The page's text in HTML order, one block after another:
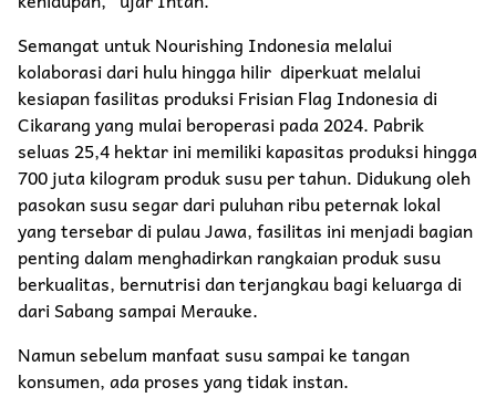
Semangat untuk Nourishing Indonesia melalui
kolaborasi dari hulu hingga hilir diperkuat melalui
kesiapan fasilitas produksi Frisian Flag Indonesia di
Cikarang yang mulai beroperasi pada 2024. Pabrik
seluas 25,4 hektar ini memiliki kapasitas produksi hingga
700 juta kilogram produk susu per tahun. Didukung oleh
pasokan susu segar dari puluhan ribu peternak lokal
yang tersebar di pulau Jawa, fasilitas ini menjadi bagian
penting dalam menghadirkan rangkaian produk susu
berkualitas, bernutrisi dan terjangkau bagi keluarga di
dari Sabang sampai Merauke.
Namun sebelum manfaat susu sampai ke tangan
konsumen, ada proses yang tidak instan.